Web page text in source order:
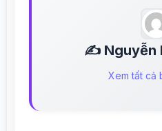
✍️ Nguyễn
Xem tất cả